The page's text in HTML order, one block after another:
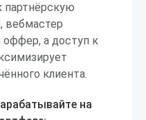
партнёрскую
вебмастер
оффер, а доступ к
клиента.
на